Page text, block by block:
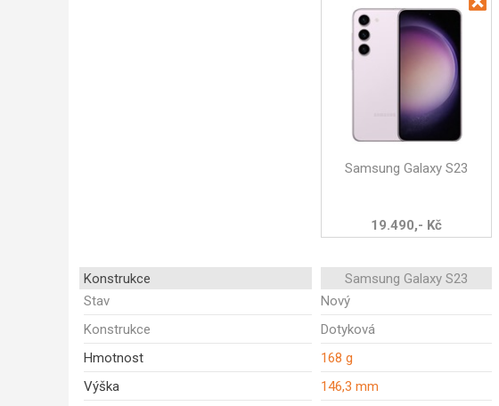
Samsung Galaxy S23
19.490,- Kč
Konstrukce Samsung Galaxy S23
Stav
Nový
Konstrukce
Dotyková
Hmotnost
168 g
Výška
146,3 mm